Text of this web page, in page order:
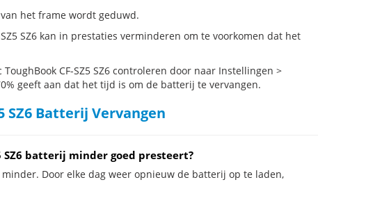
het frame wordt geduwd.
SZ6 kan in prestaties verminderen om te voorkomen dat het
CF-SZ5 SZ6 controleren door naar Instellingen >
geeft aan dat het tijd is om de batterij te vervangen.
SZ6 Batterij Vervangen
SZ6 batterij minder goed presteert?
Door elke dag weer opnieuw de batterij op te laden,